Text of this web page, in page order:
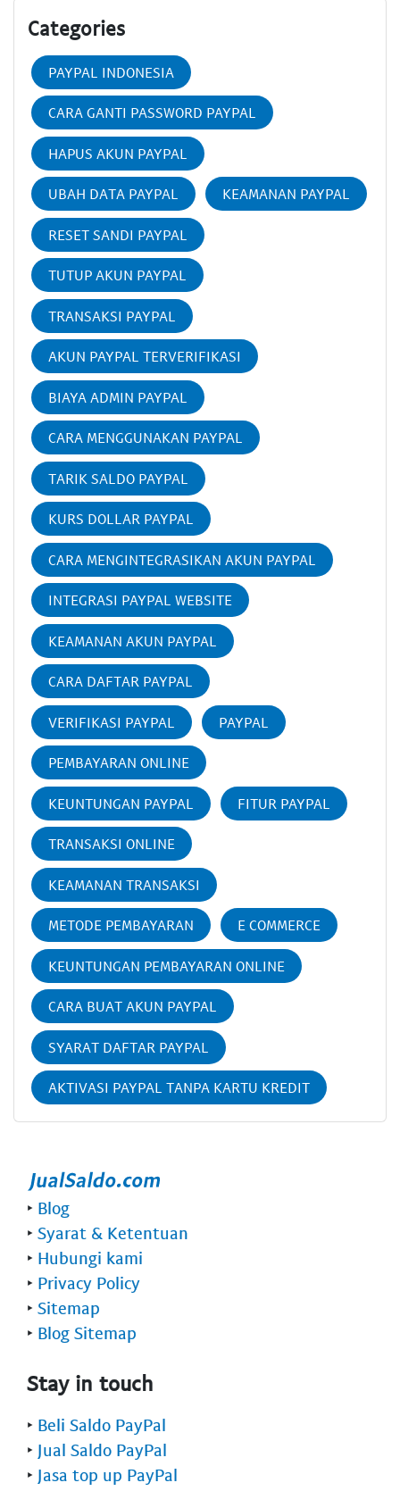
Categories
PAYPAL INDONESIA
CARA GANTI PASSWORD PAYPAL
HAPUS AKUN PAYPAL
UBAH DATA PAYPAL KEAMANAN PAYPAL
RESET SANDI PAYPAL
TUTUP AKUN PAYPAL
TRANSAKSI PAYPAL
AKUN PAYPAL TERVERIFIKASI
BIAYA ADMIN PAYPAL
CARA MENGGUNAKAN PAYPAL
TARIK SALDO PAYPAL
KURS DOLLAR PAYPAL
CARA MENGINTEGRASIKAN AKUN PAYPAL
INTEGRASI PAYPAL WEBSITE
KEAMANAN AKUN PAYPAL
CARA DAFTAR PAYPAL
VERIFIKASI PAYPAL PAYPAL
PEMBAYARAN ONLINE
KEUNTUNGAN PAYPAL FITUR PAYPAL
TRANSAKSI ONLINE
KEAMANAN TRANSAKSI
METODE PEMBAYARAN E COMMERCE
KEUNTUNGAN PEMBAYARAN ONLINE
CARA BUAT AKUN PAYPAL
SYARAT DAFTAR PAYPAL
AKTIVASI PAYPAL TANPA KARTU KREDIT
‣ Blog
‣ Syarat & Ketentuan
‣ Hubungi kami
‣ Privacy Policy
‣ Sitemap
‣ Blog Sitemap
Stay in touch
‣ Beli Saldo PayPal
‣ Jual Saldo PayPal
‣ Jasa top up PayPal